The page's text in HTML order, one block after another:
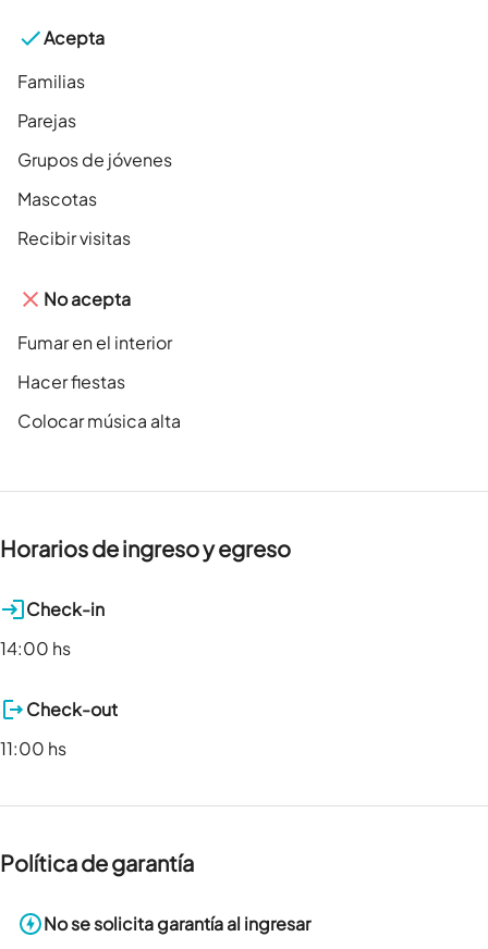
Acepta
Familias
Parejas
Grupos de jóvenes
Mascotas
Recibir visitas
No acepta
Fumar en el interior
Hacer fiestas
Colocar música alta
Horarios de ingreso y egreso
Check-in
14:00 hs
Check-out
11:00 hs
Política de garantía
No se solicita garantía al ingresar